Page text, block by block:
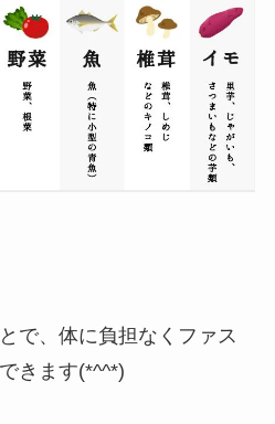
で、体に負担なくファス
きます(*^^*)